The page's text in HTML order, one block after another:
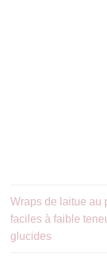
Wraps de laitue au
faciles à faible
glucides